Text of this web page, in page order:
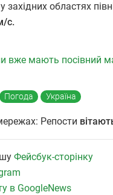
західних областях
с.
вже мають посівний
Погода Україна
Репости
Фейсбук-сторінку
в GoogleNews